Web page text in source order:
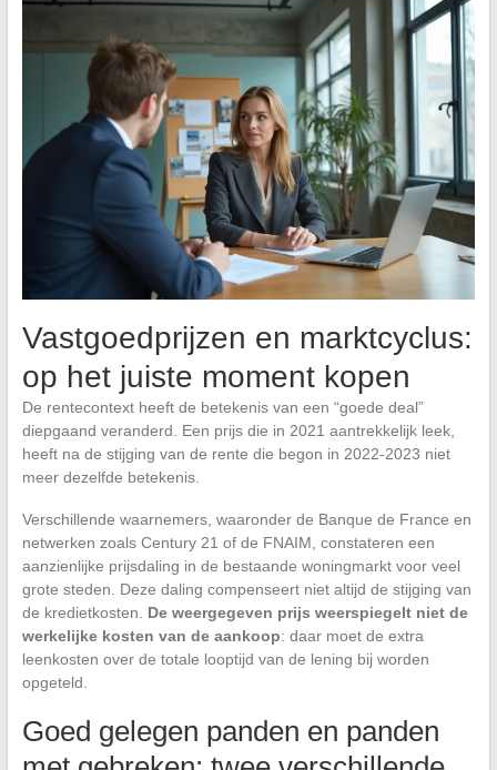
Vastgoedprijzen en marktcyclus:
op het juiste moment kopen
De rentecontext heeft de betekenis van een “goede deal”
diepgaand veranderd. Een prijs die in 2021 aantrekkelijk leek,
heeft na de stijging van de rente die begon in 2022-2023 niet
meer dezelfde betekenis.
Verschillende waarnemers, waaronder de Banque de France en
netwerken zoals Century 21 of de FNAIM, constateren een
aanzienlijke prijsdaling in de bestaande woningmarkt voor veel
grote steden. Deze daling compenseert niet altijd de stijging van
de kredietkosten. De weergegeven prijs weerspiegelt niet de
werkelijke kosten van de aankoop: daar moet de extra
leenkosten over de totale looptijd van de lening bij worden
opgeteld.
Goed gelegen panden en panden